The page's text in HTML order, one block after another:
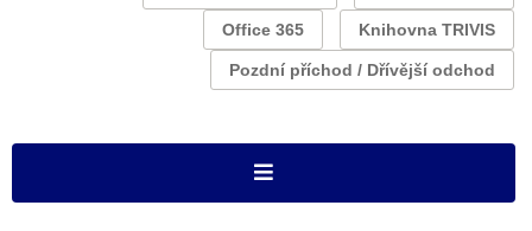
Office 365 Knihovna TRIVIS
Pozdní příchod / Dřívější odchod